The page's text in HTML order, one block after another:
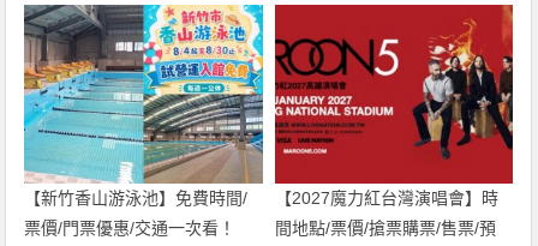
入場！
一次看！
【新竹香山游泳池】免費時間/
票價/門票優惠/交通一次看！
【2027魔力紅台灣演唱會】時
間地點/票價/搶票購票/售票/預